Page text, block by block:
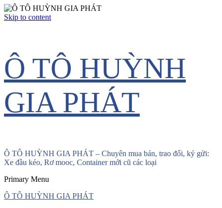
Skip to content
Ô TÔ HUỲNH
GIA PHÁT
Ô TÔ HUỲNH GIA PHÁT – Chuyên mua bán, trao đổi, ký gửi:
Xe đầu kéo, Rơ mooc, Container mới cũ các loại
Primary Menu
Ô TÔ HUỲNH GIA PHÁT